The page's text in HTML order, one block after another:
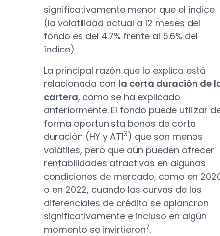
significativamente menor que el índice
(la volatilidad actual a 12 meses del
fondo es del 4.7% frente al 5.6% del
índice).
La principal razón que lo explica está
relacionada con la corta duración de
cartera, como se ha explicado
anteriormente. El fondo puede utilizar
forma oportunista bonos de corta
duración (HY y AT13) que son menos
volátiles, pero que aún pueden ofrecer
rentabilidades atractivas en algunas
condiciones de mercado, como en
o en 2022, cuando las curvas de los
diferenciales de crédito se aplanaron
significativamente e incluso en algún
momento se invirtieron7.